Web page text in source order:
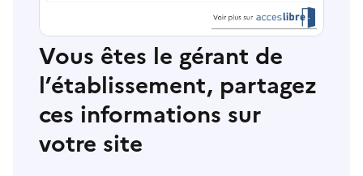
Vous êtes le gérant de
l’établissement, partagez
ces informations sur
votre site